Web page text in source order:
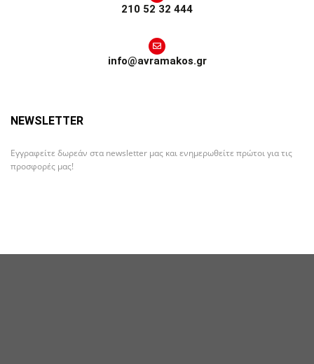
210 52 32 444
info@avramakos.gr
NEWSLETTER
Εγγραφείτε δωρεάν στα newsletter μας και ενημερωθείτε πρώτοι για τις
προσφορές μας!